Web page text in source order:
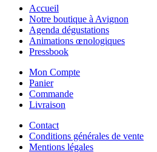
Accueil
Notre boutique à Avignon
Agenda dégustations
Animations œnologiques
Pressbook
Mon Compte
Panier
Commande
Livraison
Contact
Conditions générales de vente
Mentions légales